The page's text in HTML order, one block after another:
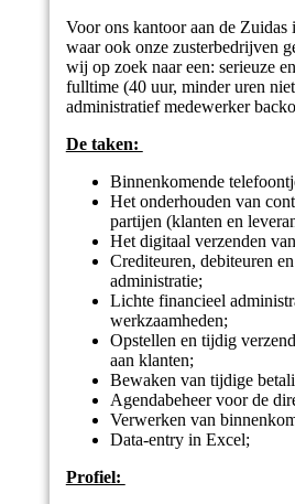
Voor ons kantoor aan de Zuidas
waar ook onze zusterbedrijven
wij op zoek naar een: serieuze
fulltime (40 uur, minder uren
administratief medewerker
De taken:
Binnenkomende
Het onderhouden van
partijen (klanten en
Het digitaal verzenden
Crediteuren, debiteuren
administratie;
Lichte financieel
werkzaamheden;
Opstellen en tijdig
aan klanten;
Bewaken van tijdige
Agendabeheer voor de
Verwerken van
Data-entry in Excel;
Profiel: